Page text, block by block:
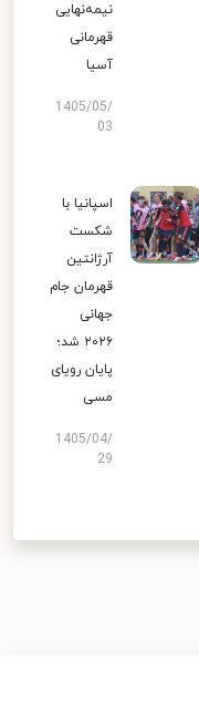
نیمه‌نهایی
قهرمانی
آسیا
1405/05/
03
اسپانیا با
شکست
آرژانتین
قهرمان جام
جهانی
۲۰۲۶ شد؛
پایان رویای
مسی
1405/04/
29